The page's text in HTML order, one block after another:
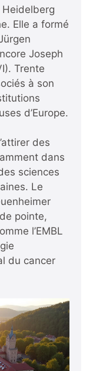
Heidelberg
Elle a formé
Joseph
Trente
à son
d’Europe.
des
dans
sciences
Le
pointe,
l’EMBL
du cancer